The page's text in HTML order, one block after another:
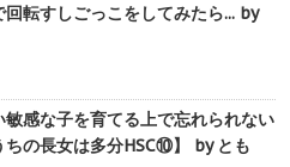
回転すしごっこをしてみたら... by
敏感な子を育てる上で忘れられない
ちの長女は多分HSC⑩】 by とも